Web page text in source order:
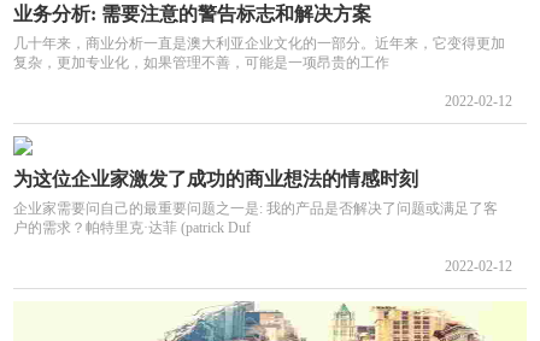
业务分析: 需要注意的警告标志和解决方案
几十年来，商业分析一直是澳大利亚企业文化的一部分。近年来，它变得更加
复杂，更加专业化，如果管理不善，可能是一项昂贵的工作
2022-02-12
为这位企业家激发了成功的商业想法的情感时刻
企业家需要问自己的最重要问题之一是: 我的产品是否解决了问题或满足了客
户的需求？帕特里克·达菲 (patrick Duf
2022-02-12